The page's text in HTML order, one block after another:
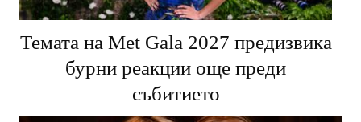
Темата на Met Gala 2027 предизвика
бурни реакции още преди
събитието